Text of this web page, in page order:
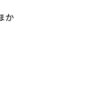
か